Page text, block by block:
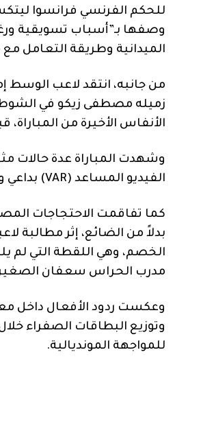
للحكم الفرنسي فرانسوا
وصفها بـ”أسباب تسويقية
الميدانية وطريقة التعامل
من جانبه، انتقد لاعب الوسط
زميله مصطفى زيكو في الشوط
الأنفاس الأخيرة من
وشهدت المباراة عدة حالات
الفيديو المساعد (VAR) بداعي وجود خطأ سابق من مروان عطية ضد المدافع ليساندرو مارتينيز.
كما تفاقمت الاحتجاجات
بدلاً من الضائع، إثر مطالبة
الخصم، وهي اللقطة التي لم
مدرب الحراس سعفان
وعكست ردود الأفعال داخل
وتوزيع البطاقات الصفراء
للمواجهة المونديالية.